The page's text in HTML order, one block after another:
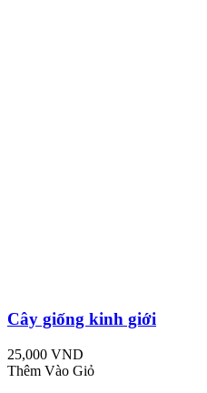
Cây giống kinh giới
25,000 VND
Thêm Vào Giỏ